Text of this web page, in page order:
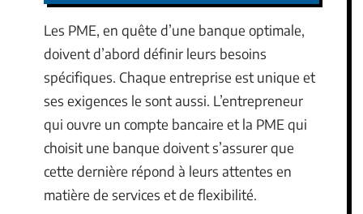
Les PME, en quête d’une banque optimale,
doivent d’abord définir leurs besoins
spécifiques. Chaque entreprise est unique et
ses exigences le sont aussi. L’entrepreneur
qui ouvre un compte bancaire et la PME qui
choisit une banque doivent s’assurer que
cette dernière répond à leurs attentes en
matière de services et de flexibilité.